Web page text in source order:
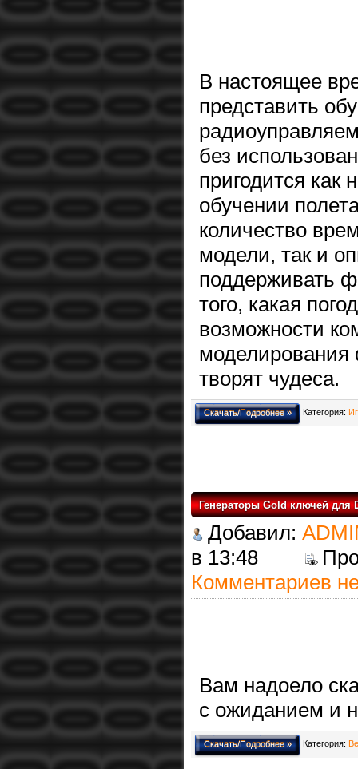
В настоящее
представить
без
пригодится как
обучении
количество
модели, так и
поддерживать
того, какая
возможности
моделирования
творят чудеса.
Категория:
Скачать/Подробнее »
Генераторы Gold ключей для
Добавил:
в 13:48
Комментариев
Вам надоело
с ожиданием и
Категория:
Скачать/Подробнее »